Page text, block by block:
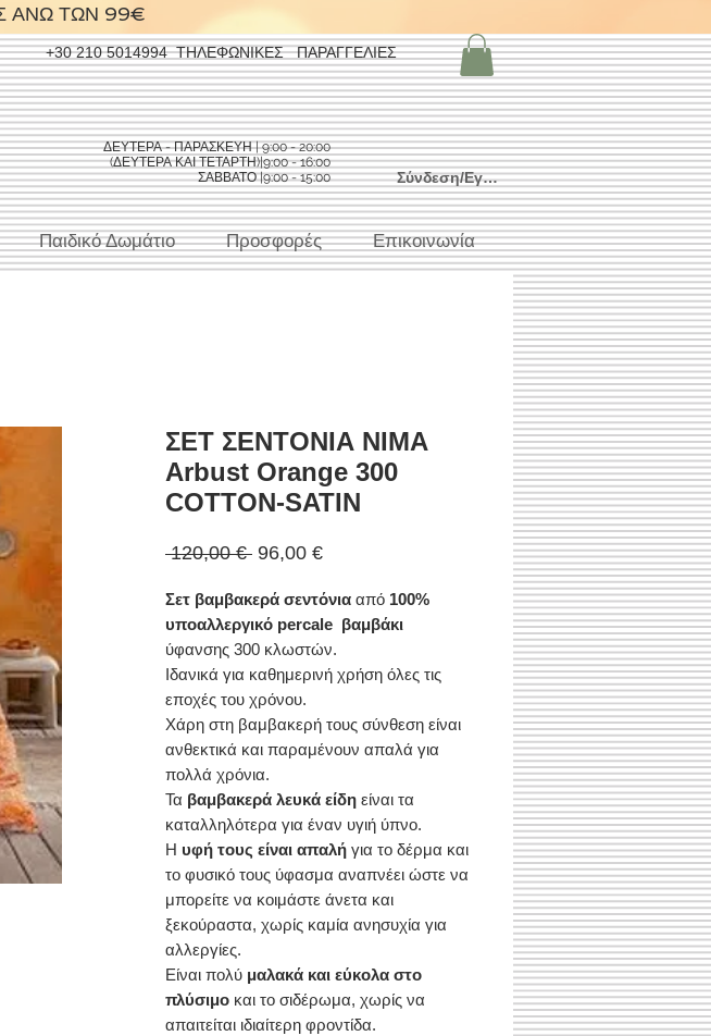
ΑΝΩ ΤΩΝ 99€
+30 210 5014994 ΤΗΛΕΦΩΝΙΚΕΣ ΠΑΡΑΓΓΕΛΙΕΣ
ΔΕΥΤΕΡΑ - ΠΑΡΑΣΚΕΥΗ | 9:00 - 20:00
(ΔΕΥΤΕΡΑ ΚΑΙ ΤΕΤΑΡΤΗ)|9:00 - 16:00
ΣΑΒΒΑΤΟ |9:00 - 15:00
Σύνδεση/Εγγραφή
Παιδικό Δωμάτιο Προσφορές Επικοινωνία
ΣΕΤ ΣΕΝΤΟΝΙΑ ΝΙΜΑ
Arbust Orange 300
COTTON-SATIN
120,00 € Κανονική
96,00 €Τιμή
Σετ βαμβακερά σεντόνια από 100%
υποαλλεργικό percale βαμβάκι
ύφανσης 300 κλωστών.
Ιδανικά για καθημερινή χρήση όλες τις
εποχές του χρόνου.
Χάρη στη βαμβακερή τους σύνθεση είναι
ανθεκτικά και παραμένουν απαλά για
πολλά χρόνια.
Τα βαμβακερά λευκά είδη είναι τα
καταλληλότερα για έναν υγιή ύπνο.
Η υφή τους είναι απαλή για το δέρμα και
το φυσικό τους ύφασμα αναπνέει ώστε να
μπορείτε να κοιμάστε άνετα και
ξεκούραστα, χωρίς καμία ανησυχία για
αλλεργίες.
Είναι πολύ μαλακά και εύκολα στο
πλύσιμο και το σιδέρωμα, χωρίς να
απαιτείται ιδιαίτερη φροντίδα.